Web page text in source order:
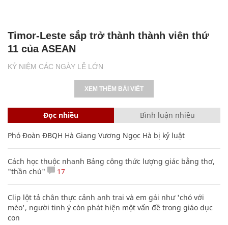
KỶ NIỆM CÁC NGÀY LỄ LỚN
Timor-Leste sắp trở thành thành viên thứ
11 của ASEAN
XEM THÊM BÀI VIẾT
Đọc nhiều Bình luận nhiều
Phó Đoàn ĐBQH Hà Giang Vương Ngọc Hà bị kỷ luật
Cách học thuộc nhanh Bảng công thức lượng giác bằng thơ,
"thần chú"
17
Clip lột tả chân thực cảnh anh trai và em gái như 'chó với
mèo', người tinh ý còn phát hiện một vấn đề trong giáo dục
con